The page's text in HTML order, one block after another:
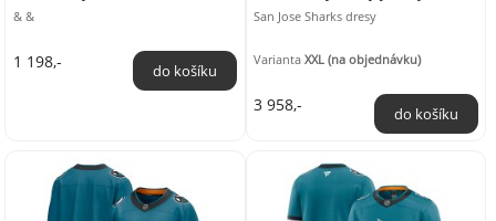
& &
1 198,-
San Jose Sharks dresy
VariantaXXL (na objednávku)
3 958,-